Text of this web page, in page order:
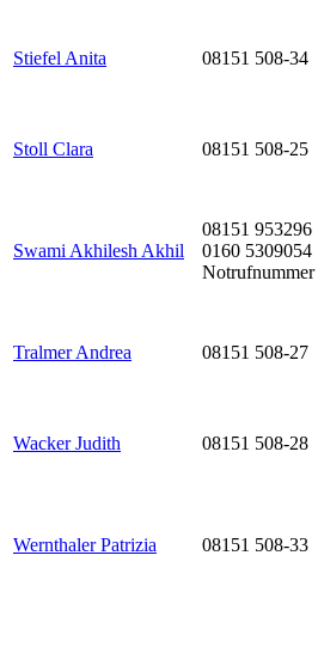
Stiefel Anita 08151 508-34
Stoll Clara 08151 508-25
Swami Akhilesh Akhil
08151 953296
0160 5309054
Notrufnummer
Tralmer Andrea 08151 508-27
Wacker Judith 08151 508-28
Wernthaler Patrizia 08151 508-33